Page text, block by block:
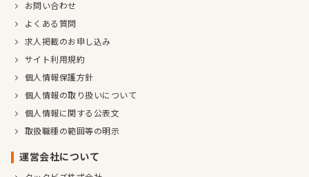
お問い合わせ
よくある質問
求人掲載のお申し込み
サイト利用規約
個人情報保護方針
個人情報の取り扱いについて
個人情報に関する公表文
取扱職種の範囲等の明示
運営会社について